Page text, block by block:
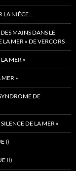
LA NIÈCE …
MAINS DANS LE
MER » DE VERCORS
MER »
MER »
DE
DE LA MER »
I)
II)